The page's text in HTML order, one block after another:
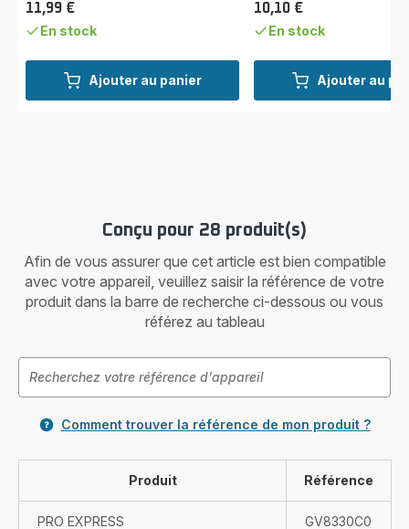
Ajouter au panier
Prix
11,99 €
En stock
Ajouter au
Prix
10,10 €
En stock
Conçu pour 28 produit(s)
Afin de vous assurer que cet article est bien compatible
avec votre appareil, veuillez saisir la référence de votre
produit dans la barre de recherche ci-dessous ou vous
référez au tableau
Comment trouver la référence de mon produit ?
Produit Référence
PRO EXPRESS GV8330C0